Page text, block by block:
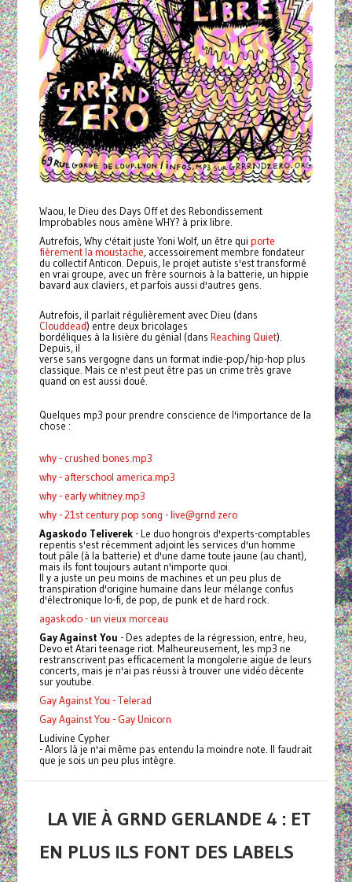
Waou, le Dieu des Days Off et des Rebondissement
Improbables nous amène WHY? à prix libre.
Autrefois, Why c'était juste Yoni Wolf, un être qui porte
fièrement la moustache, accessoirementmembre fondateur
du collectif Anticon. Depuis, le projet autiste s'est transformé
en vrai groupe, avec un frère sournois à la batterie, un hippie
bavard aux claviers, et parfois aussi d'autres gens.
Autrefois, il parlait régulièrement avec Dieu (dans
Clouddead) entre deux bricolages
bordéliques à la lisière du génial (dans Reaching Quiet).
Depuis, il
verse sans vergogne dans un format indie-pop/hip-hop plus
classique. Mais ce n'est peut être pas un crime très grave
quand on est aussi doué.
Quelques mp3 pour prendre conscience de l'importance de la
chose :
why - crushed bones.mp3
why - afterschool america.mp3
why - early whitney.mp3
why - 21st century pop song - live@grnd zero
Agaskodo Teliverek- Le duo hongrois d'experts-comptables
repentis s'est récemment adjoint les services d'un homme
tout pâle (à la batterie) et d'une dame toute jaune (au chant),
mais ils font toujours autant n'importe quoi.
Il y a juste un peu moins de machines et un peu plus de
transpiration d'origine humaine dans leur mélange confus
d'électronique lo-fi, de pop, de punk et de hard rock.
agaskodo - un vieux morceau
Gay Against You - Des adeptes de la régression, entre, heu,
Devo et Atari teenage riot. Malheureusement, les mp3 ne
restranscrivent pas efficacement la mongolerie aigüe de leurs
concerts, mais je n'ai pas réussi à trouver une vidéo décente
sur youtube.
Gay Against You - Telerad
Gay Against You - Gay Unicorn
Ludivine Cypher
- Alors là je n'ai même pas entendu la moindre note. Il faudrait
que je sois un peu plus intègre.
LA VIE À GRND GERLANDE 4 : ET
EN PLUS ILS FONT DES LABELS